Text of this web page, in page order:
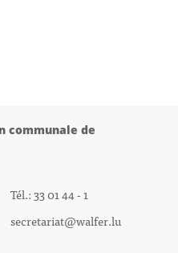
communale de
Tél.: 33 01 44 - 1
secretariat@walfer.lu